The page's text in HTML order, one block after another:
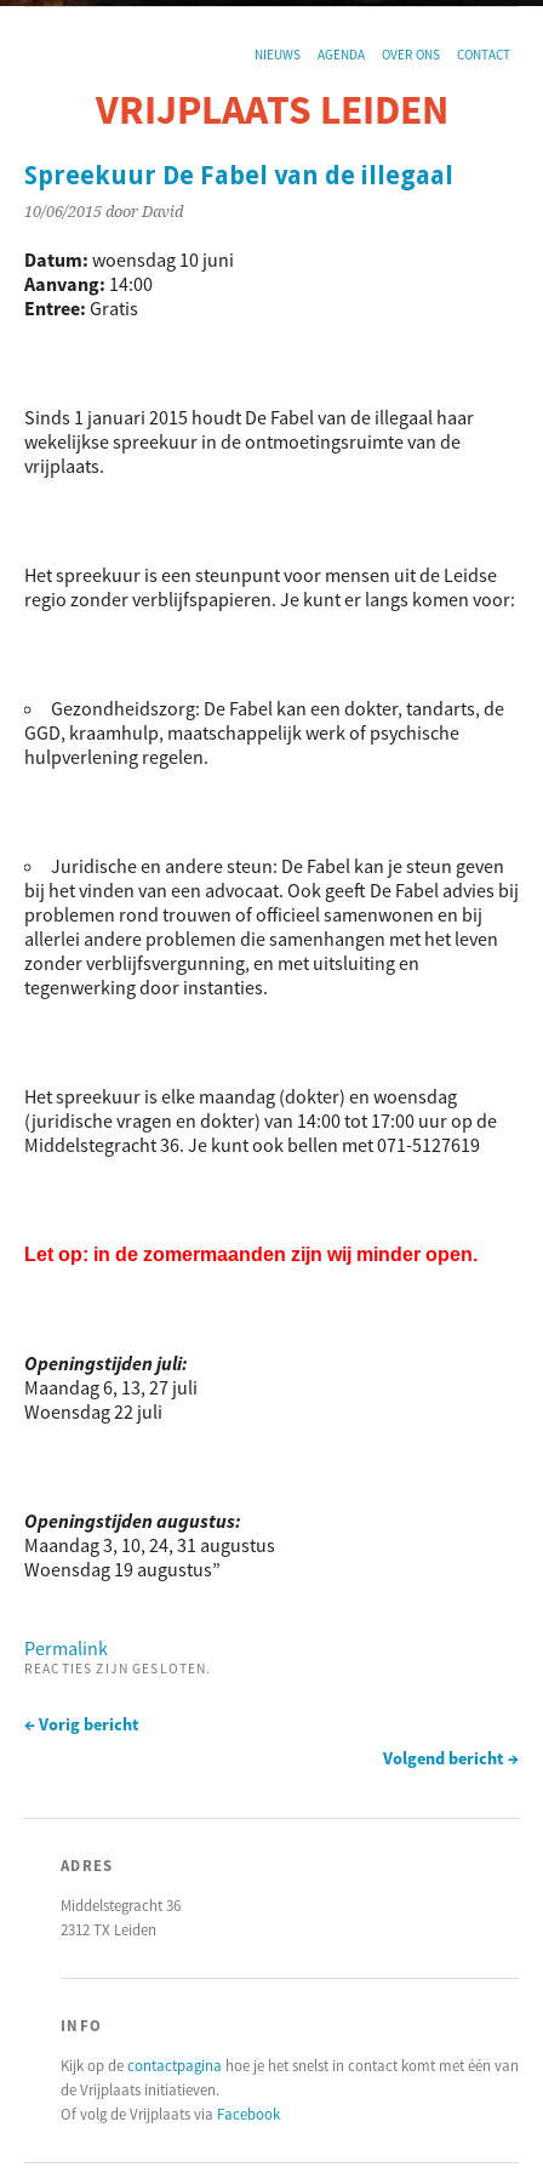
NIEUWS AGENDA OVER ONS CONTACT
VRIJPLAATS LEIDEN
Spreekuur De Fabel van de illegaal
10/06/2015 door David
Datum: woensdag 10 juni
Aanvang: 14:00
Entree: Gratis
Sinds 1 januari 2015 houdt De Fabel van de illegaal haar
wekelijkse spreekuur in de ontmoetingsruimte van de
vrijplaats.
Het spreekuur is een steunpunt voor mensen uit de Leidse
regio zonder verblijfspapieren. Je kunt er langs komen voor:
Gezondheidszorg: De Fabel kan een dokter, tandarts, de
GGD, kraamhulp, maatschappelijk werk of psychische
hulpverlening regelen.
Juridische en andere steun: De Fabel kan je steun geven
bij het vinden van een advocaat. Ook geeft De Fabel advies bij
problemen rond trouwen of officieel samenwonen en bij
allerlei andere problemen die samenhangen met het leven
zonder verblijfsvergunning, en met uitsluiting en
tegenwerking door instanties.
Het spreekuur is elke maandag (dokter) en woensdag
(juridische vragen en dokter) van 14:00 tot 17:00 uur op de
Middelstegracht 36. Je kunt ook bellen met 071-5127619
Let op: in de zomermaanden zijn wij minder open.
Openingstijden juli:
Maandag 6, 13, 27 juli
Woensdag 22 juli
Openingstijden augustus:
Maandag 3, 10, 24, 31 augustus
Woensdag 19 augustus”
Permalink
REACTIES ZIJN GESLOTEN.
← Vorig bericht
Volgend bericht →
ADRES
Middelstegracht 36
2312 TX Leiden
INFO
Kijk op decontactpagina hoe je het snelst in contact komt met één van
de Vrijplaats initiatieven.
Of volg de Vrijplaats via Facebook